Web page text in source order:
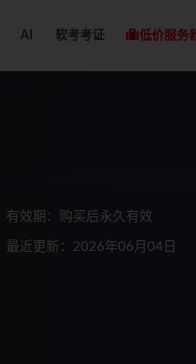
AI 软考考证 低价服务
有效期：购买后永久有效
最近更新：2026年06月04日